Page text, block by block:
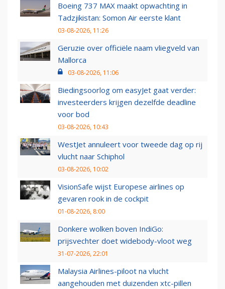
Boeing 737 MAX maakt opwachting in
Tadzjikistan: Somon Air eerste klant
03-08-2026, 11:26
Geruzie over officiële naam vliegveld van
Mallorca
03-08-2026, 11:06
Biedingsoorlog om easyJet gaat verder:
investeerders krijgen dezelfde deadline
voor bod
03-08-2026, 10:43
WestJet annuleert voor tweede dag op rij
vlucht naar Schiphol
03-08-2026, 10:02
VisionSafe wijst Europese airlines op
gevaren rook in de cockpit
01-08-2026, 8:00
Donkere wolken boven IndiGo:
prijsvechter doet widebody-vloot weg
31-07-2026, 22:01
Malaysia Airlines-piloot na vlucht
aangehouden met duizenden xtc-pillen